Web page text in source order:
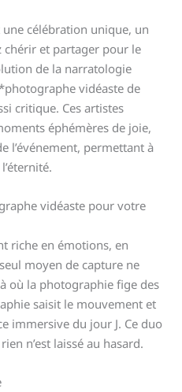
célébration unique, un
chérir et partager pour le
de la narratologie
vidéaste de
critique. Ces artistes
éphémères de joie,
l’événement, permettant à
vidéaste pour votre
riche en émotions, en
moyen de capture ne
où la photographie fige des
saisit le mouvement et
immersive du jour J. Ce duo
n’est laissé au hasard.